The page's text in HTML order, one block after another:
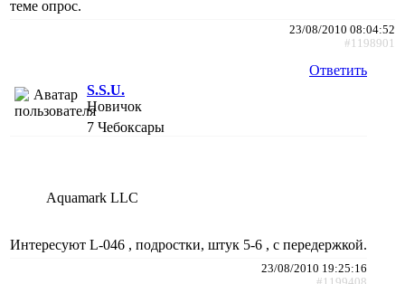
теме опрос.
23/08/2010 08:04:52
#1198901
Ответить
S.S.U.
Новичок
7 Чебоксары
Aquamark LLC
Интересуют L-046 , подростки, штук 5-6 , с передержкой.
23/08/2010 19:25:16